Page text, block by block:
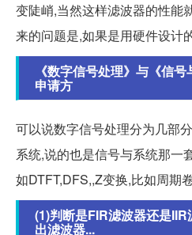
变陡峭,当然这样滤波器的性能
来的问题是,如果是用硬件设计
《数字信号处理》与《信
申请方
可以说数字信号处理分为几部
系统,说的也是信号与系统那一
如DTFT,DFS,,Z变换,比如周期
(1)判断是FIR滤波器还是
出滤波器...